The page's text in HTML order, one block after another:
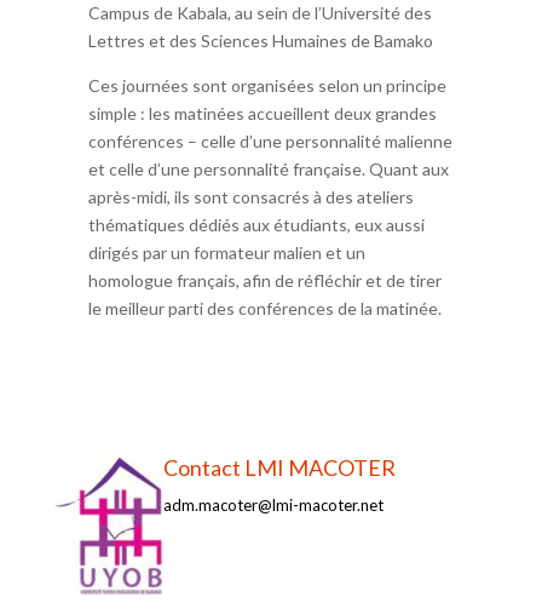
Campus de Kabala, au sein de l’Université des
Lettres et des Sciences Humaines de Bamako
Ces journées sont organisées selon un principe
simple : les matinées accueillent deux grandes
conférences – celle d’une personnalité malienne
et celle d’une personnalité française. Quant aux
après-midi, ils sont consacrés à des ateliers
thématiques dédiés aux étudiants, eux aussi
dirigés par un formateur malien et un
homologue français, afin de réfléchir et de tirer
le meilleur parti des conférences de la matinée.
Contact LMI MACOTER
adm.macoter@lmi-macoter.net